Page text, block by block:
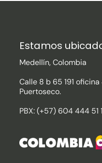
Estamos
Medellín, Colombia
Calle 8 b 65 191
Puertoseco.
PBX: (+57) 604 444 51